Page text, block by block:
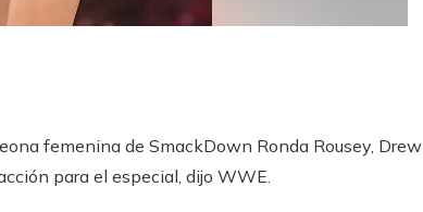
femenina de SmackDown Ronda Rousey, Drew
para el especial, dijo WWE.